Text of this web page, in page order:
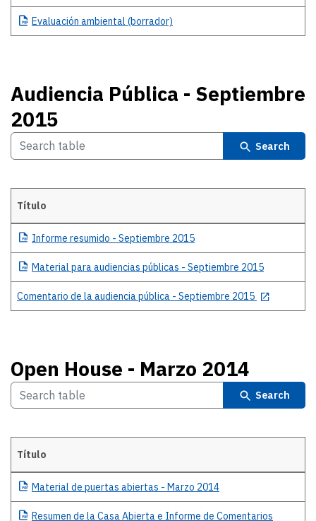
Evaluación ambiental (borrador)
Audiencia Pública - Septiembre
2015
Search
Audiencia Pública - Septiembre 2015
Título
Informe resumido - Septiembre 2015
Material para audiencias públicas - Septiembre 2015
Comentario de la audiencia pública - Septiembre 2015
Open House - Marzo 2014
Search
Open House - Marzo 2014
Título
Material de puertas abiertas - Marzo 2014
Resumen de la Casa Abierta e Informe de Comentarios